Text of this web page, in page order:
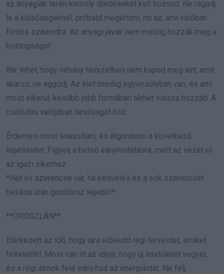
az anyagiak terén komoly döntéseket kell hoznod. Ne ragadj
le a külsőségeknél, próbáld megérteni, mi az, ami valóban
fontos számodra. Az anyagi javak nem mindig hozzák meg a
boldogságot.
Bár lehet, hogy néhány helyzetben nem kapod meg azt, amit
akarsz, ne aggódj. Az élet mindig egyensúlyban van, és ami
most elkerül, később jobb formában térhet vissza hozzád. A
csalódás valójában tanulságot hoz.
Érdemes most lelassítani, és átgondolni a következő
lépéseidet. Figyelj a belső iránymutatásra, mert az vezet el
az igazi sikerhez.
*Hét év szerencse vár, ha kedvelés és a sok szerencsét
beírása után gördítesz lejjebb!*
**OROSZLÁN**
Elérkezett az idő, hogy újra elővedd régi terveidet, amiket
félretettél. Most van itt az ideje, hogy új lendületet vegyél,
és a régi álmok felé irányítsd az energiáidat. Ne félj